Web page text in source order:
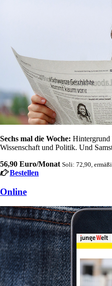
Sechs mal die Woche: Hintergrund
Wissenschaft und Politik. Und
56,90 Euro/Monat Soli: 72,90,
Bestellen
Online